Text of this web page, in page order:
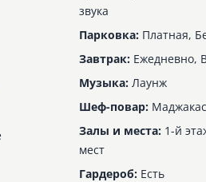
звука
Парковка: Платная,
Завтрак: Ежедневно,
Музыка: Лаунж
Шеф-повар:
Залы и места: 1-й
мест
Гардероб: Есть